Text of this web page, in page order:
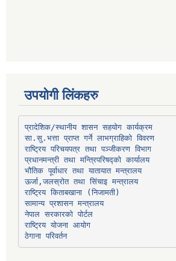
उपयोगी लिंकहरु
प्रादेशिक/स्थानीय शासन सहयोग कार्यक्रम
सा.सु.भत्ता प्राप्त गर्ने लाभग्राहिको विवरण
राष्ट्रिय परिचयपत्र तथा पञ्‍जीकरण विभाग
प्रधानमन्त्री तथा मन्त्रिपरिषद्को कार्यालय
भौतिक पूर्वाधार तथा यातायात मन्त्रालय
ऊर्जा,जलस्रोत तथा सिंचाइ मन्त्रालय
सामान्य प्रशासन मन्त्रालय
नेपाल सरकारको पोर्टल
राष्ट्रिय योजना आयोग
ठेगाना परिवर्तन